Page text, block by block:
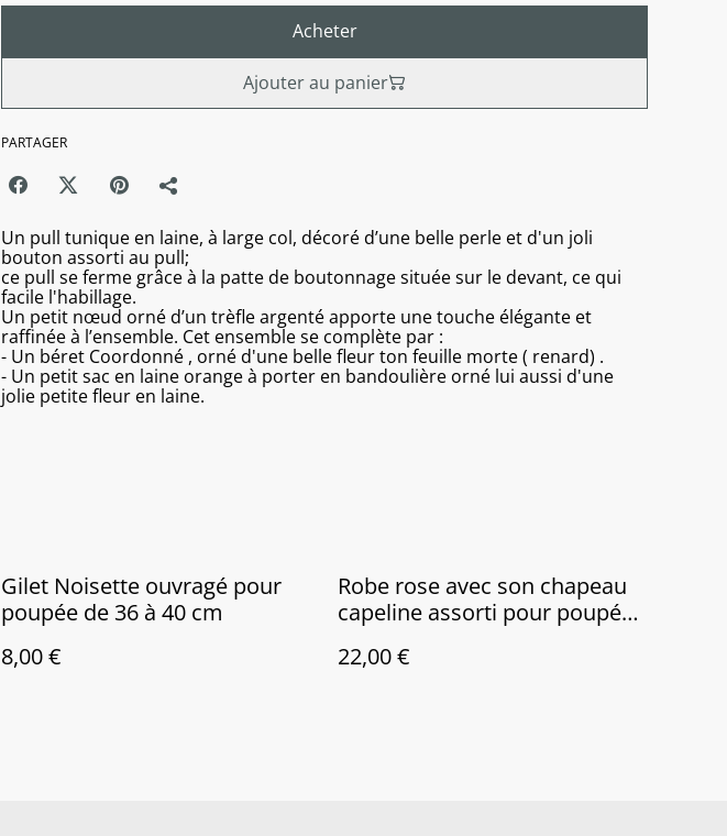
Acheter
Ajouter au panier
PARTAGER
Un pull tunique en laine, à large col, décoré d’une belle perle et d'un joli
bouton assorti au pull;
ce pull se ferme grâce à la patte de boutonnage située sur le devant, ce qui
facile l'habillage.
Un petit nœud orné d’un trèfle argenté apporte une touche élégante et
raffinée à l’ensemble. Cet ensemble se complète par :
- Un béret Coordonné , orné d'une belle fleur ton feuille morte ( renard) .
- Un petit sac en laine orange à porter en bandoulière orné lui aussi d'une
jolie petite fleur en laine.
Gilet Noisette ouvragé pour
poupée de 36 à 40 cm
8,00 €
Robe rose avec son chapeau
capeline assorti pour poupée
22,00 €